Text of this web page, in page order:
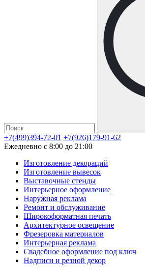
+7(499)394-72-01 +7(926)179-91-62
Ежедневно с 8:00 до 21:00
Изготовление декораций
Изготовление вывесок
Выставочные стенды
Интерьерное оформление
Наружная реклама
Ремонт и обслуживание
Широкоформатная печать
Архитектурное освещение
Фрезеровка материалов
Интерьерная реклама
Свадебное оформление под ключ
Надписи и резной декор